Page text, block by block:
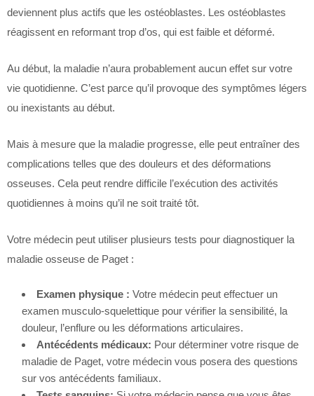
deviennent plus actifs que les ostéoblastes. Les ostéoblastes
réagissent en reformant trop d’os, qui est faible et déformé.
Au début, la maladie n’aura probablement aucun effet sur votre
vie quotidienne. C’est parce qu’il provoque des symptômes légers
ou inexistants au début.
Mais à mesure que la maladie progresse, elle peut entraîner des
complications telles que des douleurs et des déformations
osseuses. Cela peut rendre difficile l’exécution des activités
quotidiennes à moins qu’il ne soit traité tôt.
Votre médecin peut utiliser plusieurs tests pour diagnostiquer la
maladie osseuse de Paget :
Examen physique : Votre médecin peut effectuer un
examen musculo-squelettique pour vérifier la sensibilité, la
douleur, l’enflure ou les déformations articulaires.
Antécédents médicaux: Pour déterminer votre risque de
maladie de Paget, votre médecin vous posera des questions
sur vos antécédents familiaux.